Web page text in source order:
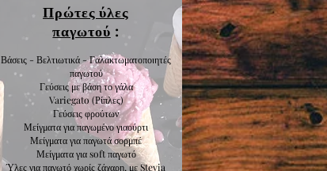
Πρώτες ύλες
παγωτού :
Βάσεις - Βελτιωτικά - Γαλακτωματοποιητές
παγωτού
Γεύσεις με βάση το γάλα
Variegato (Ρίπλες)
Γεύσειςφρούτων
Μείγματα γιαπαγωμένο γιαούρτι
Μείγματα γιαπαγωτά σορμπέ
Μείγματα γιαsoft παγωτό
Ύλες για παγωτό χωρίς ζάχαρη, με Stevia